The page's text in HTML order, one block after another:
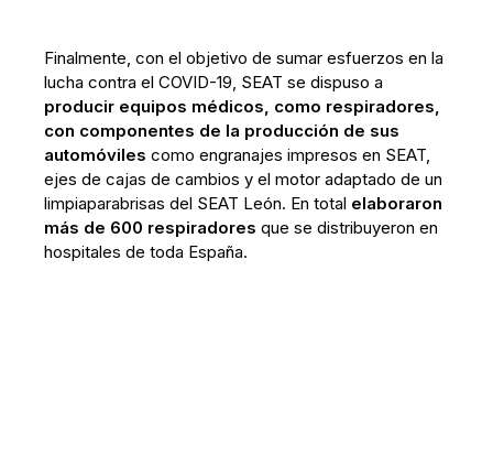
Finalmente, con el objetivo de sumar esfuerzos en la
lucha contra el COVID-19, SEAT se dispuso a
producir equipos médicos, como respiradores,
con componentes de la producción de sus
automóviles como engranajes impresos en SEAT,
ejes de cajas de cambios y el motor adaptado de un
limpiaparabrisas del SEAT León. En total elaboraron
más de 600 respiradores que se distribuyeron en
hospitales de toda España.